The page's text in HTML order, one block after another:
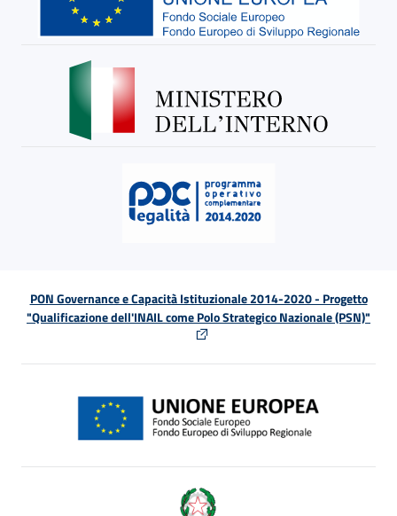
PON Governance e Capacità Istituzionale 2014-2020 - Progetto
"Qualificazione dell'INAIL come Polo Strategico Nazionale (PSN)"